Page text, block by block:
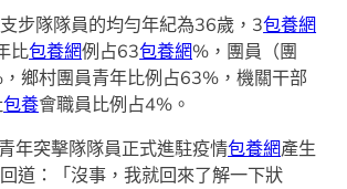
步隊隊員的均勻年紀為36歲，3包養網
比包養網例占63包養網%，團員（團
鄉村團員青年比例占63%，機關干部
包養會職員比例占4%。
年突擊隊隊員正式進駐疫情包養網產生
道：「沒事，我就回來了解一下狀